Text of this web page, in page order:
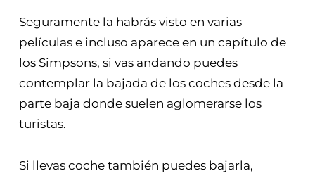
Seguramente la habrás visto en varias
películas e incluso aparece en un capítulo de
los Simpsons, si vas andando puedes
contemplar la bajada de los coches desde la
parte baja donde suelen aglomerarse los
turistas.
Si llevas coche también puedes bajarla,